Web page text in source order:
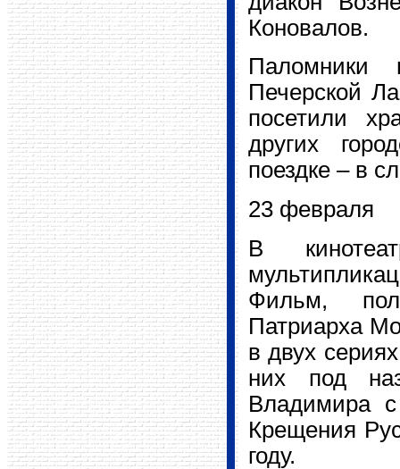
Коновалов.
Паломники
Печерской
посетили
других
поездке – в
23 февраля
В
Фильм,
Патриарха
в двух
них под
Владимира
Крещения
году.